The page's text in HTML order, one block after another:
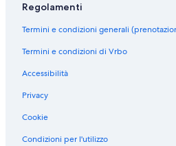
o
n
:
o
e
T
A
Regolamenti
Termini e condizioni generali
Termini e condizioni di Vrbo
Accessibilità
Privacy
Cookie
Condizioni per l'utilizzo